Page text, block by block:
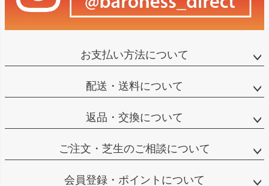
お支払い方法について
配送・送料について
返品・交換について
ご注文・芝生のご相談について
会員登録・ポイントについて